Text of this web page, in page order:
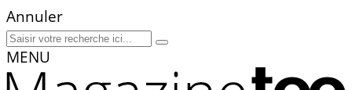
Annuler
MENU